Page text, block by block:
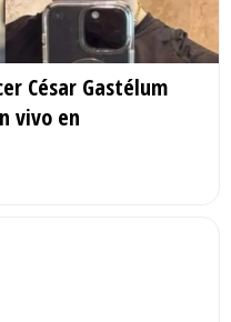
César Gastélum
vivo en